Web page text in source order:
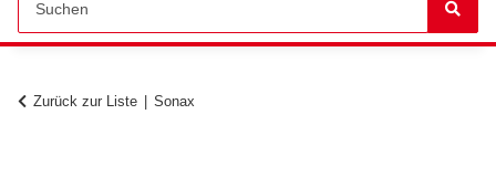
Zurück zur Liste Sonax